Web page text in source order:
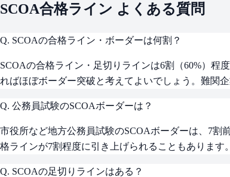
SCOA合格ライン よくある質問
Q. SCOAの合格ライン・ボーダーは何割？
SCOAの合格ライン・足切りラインは6割（60%）程
ればほぼボーダー突破と考えてよいでしょう。難関
Q. 公務員試験のSCOAボーダーは？
市役所など地方公務員試験のSCOAボーダーは、7割
格ラインが7割程度に引き上げられることもあります
Q. SCOAの足切りラインはある？